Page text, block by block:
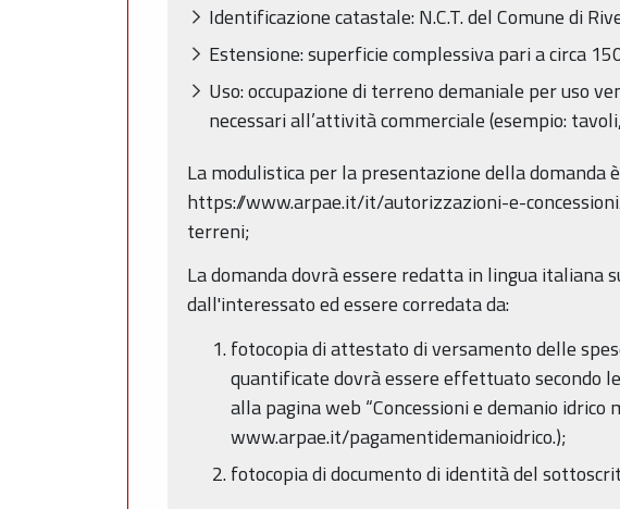
Identificazione catastale: N.C.T. del Comune di
Estensione: superficie complessiva pari a circa
Uso: occupazione di terreno demaniale per uso
necessari all’attività commerciale (esempio:
La modulistica per la presentazione della domanda
https://www.arpae.it/it/autorizzazioni-e-
terreni;
La domanda dovrà essere redatta in lingua
dall'interessato ed essere corredata da:
fotocopia di attestato di versamento delle
quantificate dovrà essere effettuato secondo
alla pagina web “Concessioni e demanio
www.arpae.it/pagamentidemanioidrico.);
fotocopia di documento di identità del